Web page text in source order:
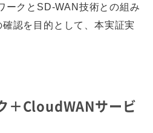
ークとSD-WAN技術との組み
認を目的として、本実証実
＋CloudWANサービ